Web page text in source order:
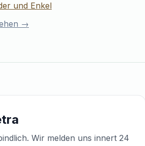
und Enkel
→
Wir melden uns innert 24